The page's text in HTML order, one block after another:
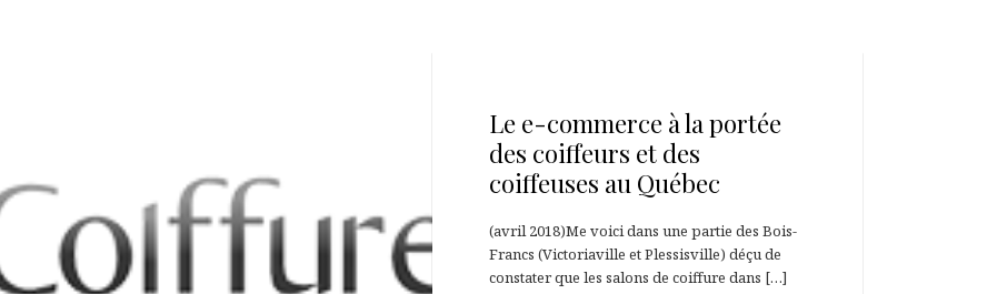
Le e-commerce à la portée
des coiffeurs et des
coiffeuses au Québec
(avril 2018)Me voici dans une partie des Bois-
Francs (Victoriaville et Plessisville) déçu de
constater que les salons de coiffure dans […]